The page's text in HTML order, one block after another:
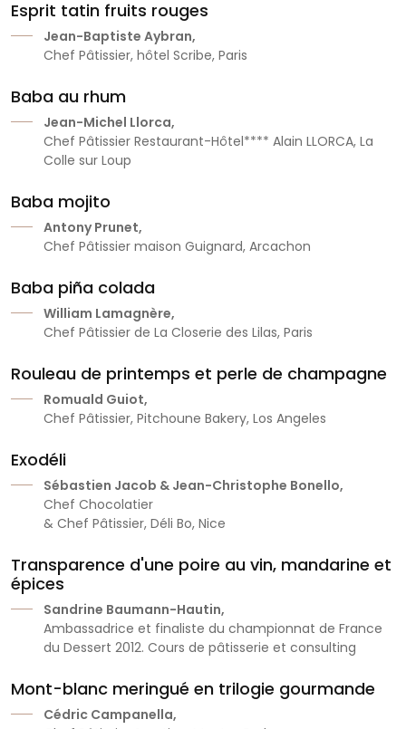
Esprit tatin fruits rouges
Jean-Baptiste Aybran,
Chef Pâtissier, hôtel Scribe, Paris
Baba au rhum
Jean-Michel Llorca,
Chef Pâtissier Restaurant-Hôtel**** Alain LLORCA, La
Colle sur Loup
Baba mojito
Antony Prunet,
Chef Pâtissier maison Guignard, Arcachon
Baba piña colada
William Lamagnère,
Chef Pâtissier de La Closerie des Lilas, Paris
Rouleau de printemps et perle de champagne
Romuald Guiot,
Chef Pâtissier, Pitchoune Bakery, Los Angeles
Exodéli
Sébastien Jacob & Jean-Christophe Bonello,
Chef Chocolatier
& Chef Pâtissier, Déli Bo, Nice
Transparence d'une poire au vin, mandarine et
épices
Sandrine Baumann-Hautin,
Ambassadrice et finaliste du championnat de France
du Dessert 2012. Cours de pâtisserie et consulting
Mont-blanc meringué en trilogie gourmande
Cédric Campanella,